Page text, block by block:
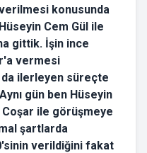
konusunda
Cem Gül ile
gittik. İşin ince
vermesi
da ilerleyen süreçte
gün ben Hüseyin
ile görüşmeye
şartlarda
verildiğini fakat